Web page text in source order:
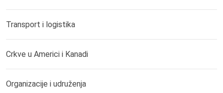
Transport i logistika
Crkve u Americi i Kanadi
Organizacije i udruženja